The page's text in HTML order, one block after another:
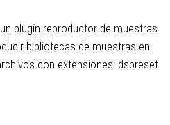
plugin reproductor de muestras
bibliotecas de muestras en
con extensiones: dspreset